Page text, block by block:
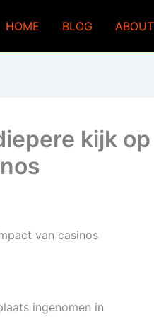
HOME BLOG ABOUT
kijk op
van casinos
ingenomen in